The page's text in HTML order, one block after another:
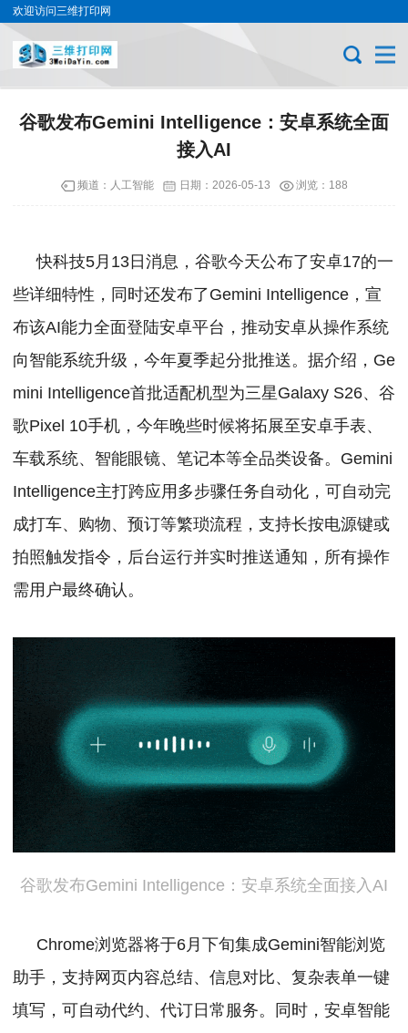
欢迎访问三维打印网
谷歌发布Gemini Intelligence：安卓系统全面
接入AI
频道： 人工智能 日期： 2026-05-13 浏览：188
快科技5月13日消息，谷歌今天公布了安卓17的一
些详细特性，同时还发布了Gemini Intelligence，宣
布该AI能力全面登陆安卓平台，推动安卓从操作系统
向智能系统升级，今年夏季起分批推送。 据介绍，Ge
mini Intelligence首批适配机型为三星Galaxy S26、谷
歌Pixel 10手机，今年晚些时候将拓展至安卓手表、
车载系统、智能眼镜、笔记本等全品类设备。 Gemini
Intelligence主打跨应用多步骤任务自动化，可自动完
成打车、购物、预订等繁琐流程，支持长按电源键或
拍照触发指令，后台运行并实时推送通知，所有操作
需用户最终确认。
谷歌发布Gemini Intelligence：安卓系统全面接入AI
Chrome浏览器将于6月下旬集成Gemini智能浏览
助手，支持网页内容总结、信息对比、复杂表单一键
填写，可自动代约、代订日常服务。
同时，安卓智能